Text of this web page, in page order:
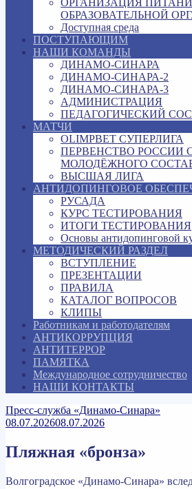
ОБРАЗОВАТЕЛЬНОЙ
Доступная среда
ПОСТУПАЮЩИМ
НАШИ КОМАНДЫ
ДИНАМО-СИНАРА
ДИНАМО-СИНАРА-2
ДИНАМО-СИНАРА-3
АДМИНИСТРАЦИЯ
ПЕДАГОГИЧЕСКИЙ
МАТЧИ
OLIMPBET СУПЕРЛИГА
ПЕРВЕНСТВО РОССИИ
МОЛОДЁЖНОГО
ВЫСШАЯ ЛИГА
АНТИДОПИНГОВОЕ
РУСАДА
КУРС ТЕСТИРОВАНИЯ
ИТОГИ ТЕСТИРОВАНИЯ
Основы антидопинговой
МЕТОДИЧЕСКИЙ РАЗДЕЛ
ВСТУПЛЕНИЕ
ПРЕЗЕНТАЦИИ
ПРАВИЛА
КАТАЛОГ ВОПРОСОВ
КЛИПЫ
Работникам и работодателям
АНТИКОРРУПЦИЯ
АНТИТЕРРОР
ПАМЯТКА
Международное сотрудничество
НАШИ КОНТАКТЫ
Пресс-служба «Динамо-Синара»
08.07.202608.07.2026
Пляжная «бронза»
Волгоградское «Динамо-Синара»